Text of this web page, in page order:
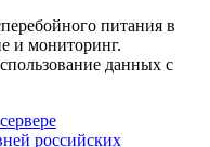
питания в
и мониторинг.
данных с